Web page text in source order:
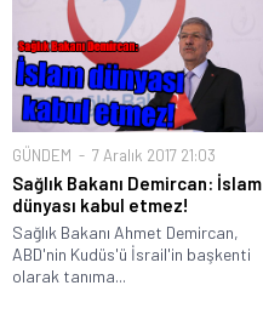
GÜNDEM 7 Aralık 2017 21:03
Sağlık Bakanı Demircan: İslam
dünyası kabul etmez!
Sağlık Bakanı Ahmet Demircan,
ABD'nin Kudüs'ü İsrail'in başkenti
olarak tanıma...